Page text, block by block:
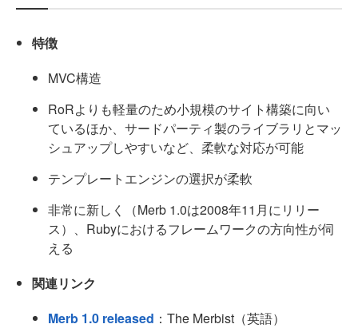
特徴
MVC構造
RoRよりも軽量のため小規模のサイト構築に向い
ているほか、サードパーティ製のライブラリとマッ
シュアップしやすいなど、柔軟な対応が可能
テンプレートエンジンの選択が柔軟
非常に新しく（Merb 1.0は2008年11月にリリー
ス）、Rubyにおけるフレームワークの方向性が伺
える
関連リンク
Merb 1.0 released ：The Merbist（英語）